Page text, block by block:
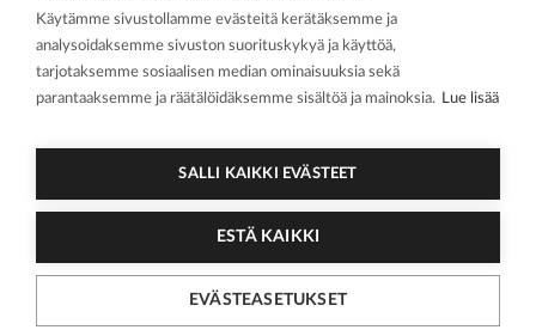
Ihmiset
På svenska
Kirjoitusohjeet
Hammaslääkärilehti
oste
Käytämme sivustollamme evästeitä kerätäksemme ja
analysoidaksemme sivuston suorituskykyä ja käyttöä,
tarjotaksemme sosiaalisen median ominaisuuksia sekä
parantaaksemme ja räätälöidäksemme sisältöä ja mainoksia. Lue lisää
SALLI KAIKKI EVÄSTEET
ESTÄ KAIKKI
EVÄSTEASETUKSET